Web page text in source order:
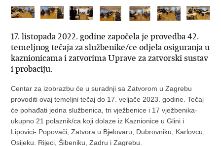
17. listopada 2022. godine započela je provedba 42.
temeljnog tečaja za službenike/ce odjela osiguranja u
kaznionicama i zatvorima Uprave za zatvorski sustav
i probaciju.
Centar za izobrazbu će u suradnji sa Zatvorom u Zagrebu
provoditi ovaj temeljni tečaj do 17. veljače 2023. godine. Tečaj
će pohađati jedna službenica, tri vježbenice i 17 vježbenika-
ukupno 21 polaznik/ca koji dolaze iz Kaznionice u Glini i
Lipovici- Popovači, Zatvora u Bjelovaru, Dubrovniku, Karlovcu,
Osijeku. Rijeci, Šibeniku, Zadru i Zagrebu.